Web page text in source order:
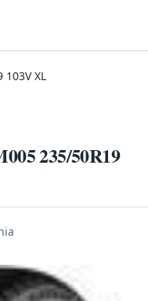
103V XL
235/50R19